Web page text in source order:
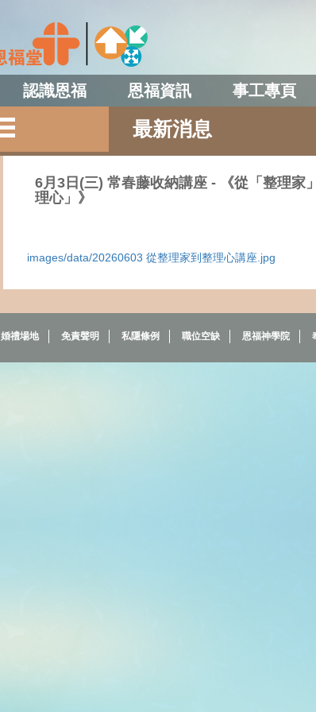
認識恩福 恩福資訊 事工專頁
最新消息
6月3日(三) 常春藤收納講座 - 《從「整理家
理心」》
images/data/20260603 從整理家到整理心講座.jpg
婚禮場地 免責聲明 私隱條例 職位空缺 恩福神學院